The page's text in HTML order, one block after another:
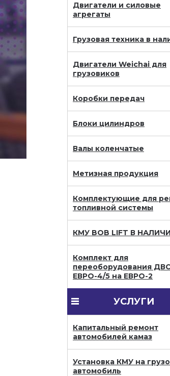
Двигатели и силовые
агрегаты
Грузовая техника в
Двигатели Weichai для
грузовиков
Коробки передач
Блоки цилиндров
Валы коленчатые
Метизная продукция
Комплектующие для
топливной системы
КМУ BOB LIFT В
Комплект для
переоборудования
ЕВРО-4/5 на ЕВРО-2
УСЛУГИ
Капитальный ремонт
автомобилей камаз
Установка КМУ на
автомобиль